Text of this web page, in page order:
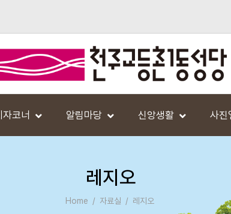
자코너 알림마당 신앙생활 사진
레지오
Home 자료실 레지오